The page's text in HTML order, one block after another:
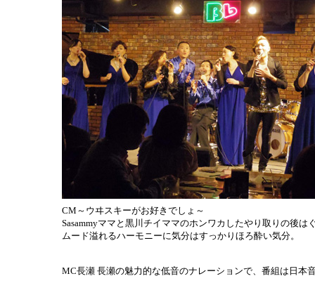
CM～ウヰスキーがお好きでしょ～
Sasammyママと黒川チイママのホンワカしたやり取りの後は
ムード溢れるハーモニーに気分はすっかりほろ酔い気分。
MC長瀬 長瀬の魅力的な低音のナレーションで、番組は日本